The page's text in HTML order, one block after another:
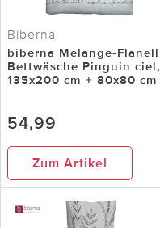
Biberna
biberna Melange-Flanell
Bettwäsche Pinguin ciel,
135x200 cm + 80x80 cm
54,99
Zum Artikel